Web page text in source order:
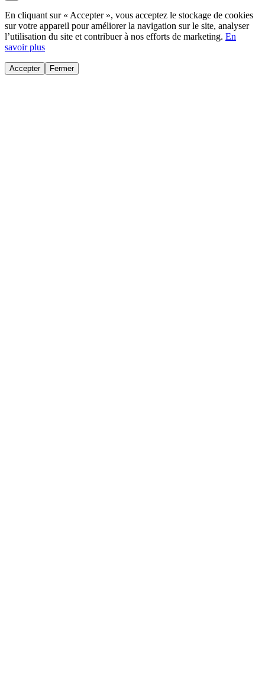
En cliquant sur « Accepter », vous acceptez le stockage de cookies
sur votre appareil pour améliorer la navigation sur le site, analyser
l’utilisation du site et contribuer à nos efforts de marketing. En
savoir plus
Accepter Fermer